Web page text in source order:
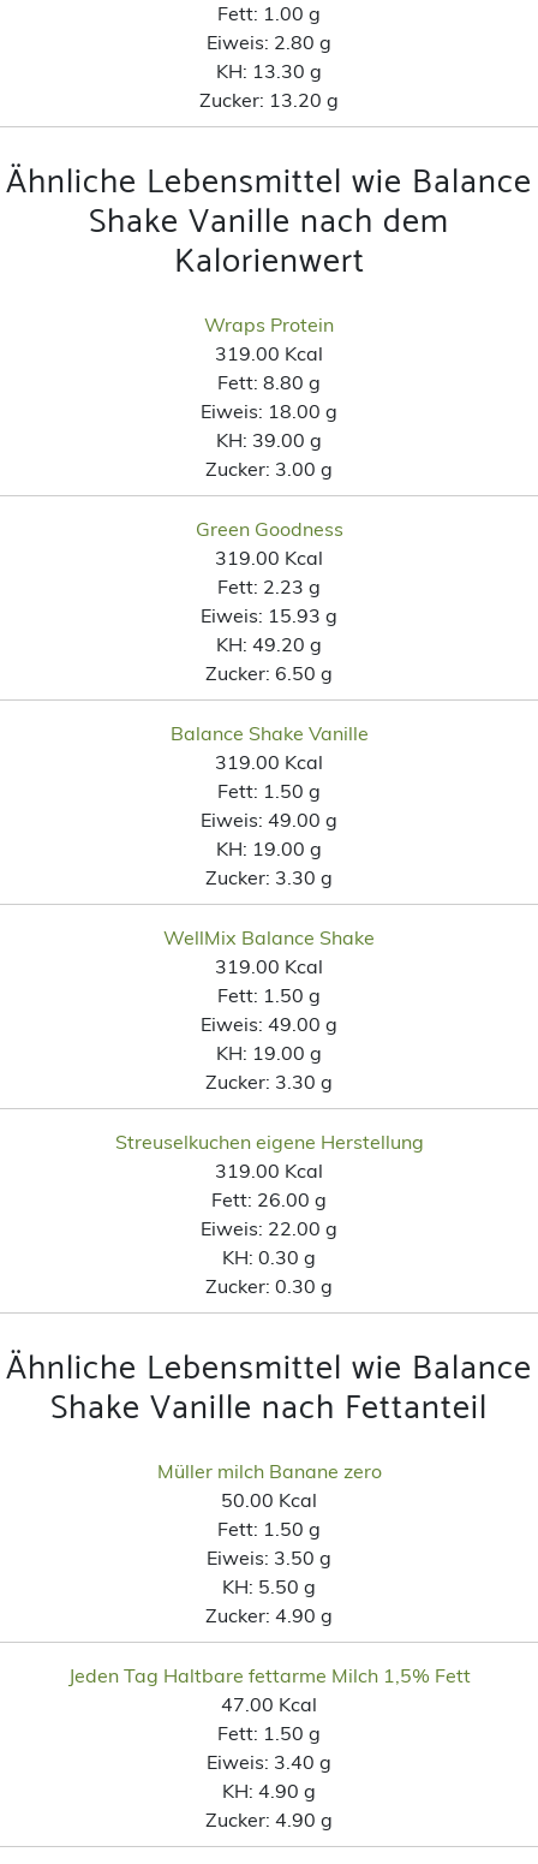
Fett: 1.00 g
Eiweis: 2.80 g
KH: 13.30 g
Zucker: 13.20 g
Ähnliche Lebensmittel wie Balance
Shake Vanille nach dem
Kalorienwert
Wraps Protein
319.00 Kcal
Fett: 8.80 g
Eiweis: 18.00 g
KH: 39.00 g
Zucker: 3.00 g
Green Goodness
319.00 Kcal
Fett: 2.23 g
Eiweis: 15.93 g
KH: 49.20 g
Zucker: 6.50 g
Balance Shake Vanille
319.00 Kcal
Fett: 1.50 g
Eiweis: 49.00 g
KH: 19.00 g
Zucker: 3.30 g
WellMix Balance Shake
319.00 Kcal
Fett: 1.50 g
Eiweis: 49.00 g
KH: 19.00 g
Zucker: 3.30 g
Streuselkuchen eigene Herstellung
319.00 Kcal
Fett: 26.00 g
Eiweis: 22.00 g
KH: 0.30 g
Zucker: 0.30 g
Ähnliche Lebensmittel wie Balance
Shake Vanille nach Fettanteil
Müller milch Banane zero
50.00 Kcal
Fett: 1.50 g
Eiweis: 3.50 g
KH: 5.50 g
Zucker: 4.90 g
Jeden Tag Haltbare fettarme Milch 1,5% Fett
47.00 Kcal
Fett: 1.50 g
Eiweis: 3.40 g
KH: 4.90 g
Zucker: 4.90 g